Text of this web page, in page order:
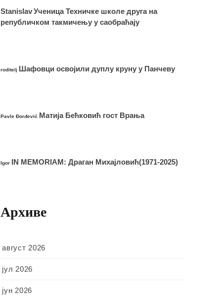
StanislavУченица Техничке школе друга на
републичком такмичењу у саобраћају
roditelj Шафовци освојили дуплу круну у Панчеву
Pavle Đorđević Матија Бећковић гост Врања
Igor IN MEMORIAM: Драган Михајловић(1971-2025)
Архиве
август 2026
јул 2026
јун 2026